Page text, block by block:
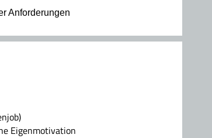
Anforderungen
Eigenmotivation